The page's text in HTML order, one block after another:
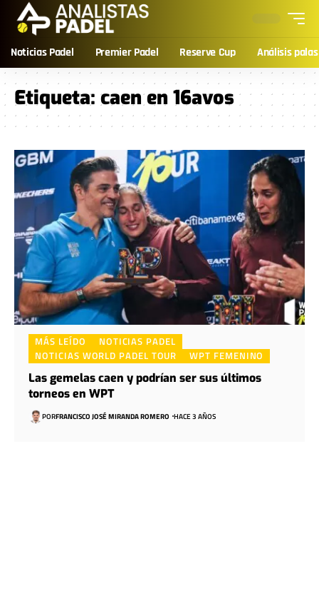
Noticias Padel Premier Padel Reserve Cup Análisis palas
Etiqueta: caen en 16avos
MÁS LEÍDO
NOTICIAS PADEL
NOTICIAS WORLD PADEL TOUR
WPT FEMENINO
Las gemelas caen y podrían ser sus últimos
torneos en WPT
PORFRANCISCO JOSÉ MIRANDA ROMERO HACE 3 AÑOS